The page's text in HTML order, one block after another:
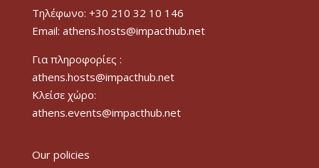
Τηλέφωνο: +30 210 32 10 146
Email: athens.hosts@impacthub.net
Για πληροφορίες :
athens.hosts@impacthub.net
Κλείσε χώρο:
athens.events@impacthub.net
Our policies